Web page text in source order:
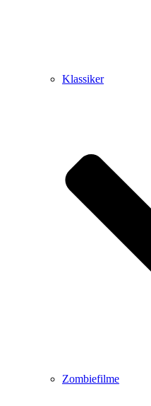
Klassiker
Zombiefilme